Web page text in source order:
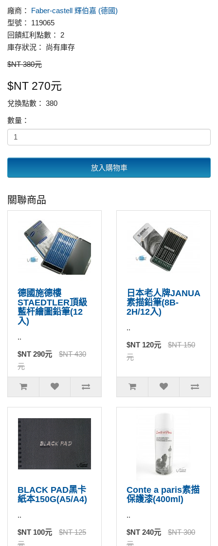
廠商： Faber-castell 輝伯嘉 (德國)
型號： 119065
回饋紅利點數： 2
庫存狀況： 尚有庫存
$NT 380元
$NT 270元
兌換點數： 380
數量：
放入購物車
關聯商品
德國施德樓
STAEDTLER頂級
藍杆繪圖鉛筆(12
入)
..
$NT 290元
$NT 430
元
日本老人牌JANUA
素描鉛筆(8B-
2H/12入)
..
$NT 120元
$NT 150
元
BLACK PAD黑卡
紙本150G(A5/A4)
..
$NT 100元
$NT 125
元
Conte a paris素描
保護漆(400ml)
..
$NT 240元
$NT 300
元